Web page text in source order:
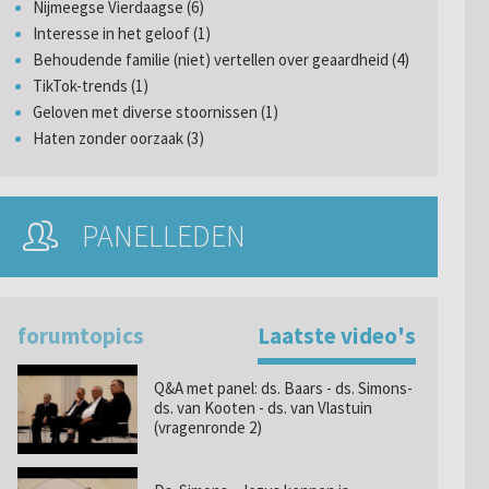
Nijmeegse Vierdaagse (6)
Interesse in het geloof (1)
Behoudende familie (niet) vertellen over geaardheid (4)
TikTok-trends (1)
Geloven met diverse stoornissen (1)
Haten zonder oorzaak (3)
PANELLEDEN
forumtopics Laatste video's
Q&A met panel: ds. Baars - ds. Simons-
ds. van Kooten - ds. van Vlastuin
(vragenronde 2)